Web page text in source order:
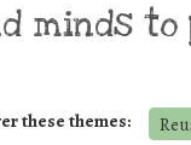
minds to
these themes: